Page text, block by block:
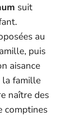
suit
au
puis
aisance
la famille
naître des
comptines